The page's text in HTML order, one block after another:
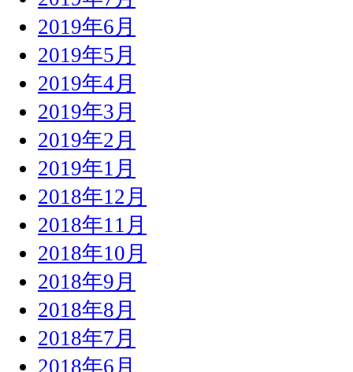
2019年6月
2019年5月
2019年4月
2019年3月
2019年2月
2019年1月
2018年12月
2018年11月
2018年10月
2018年9月
2018年8月
2018年7月
2018年6月